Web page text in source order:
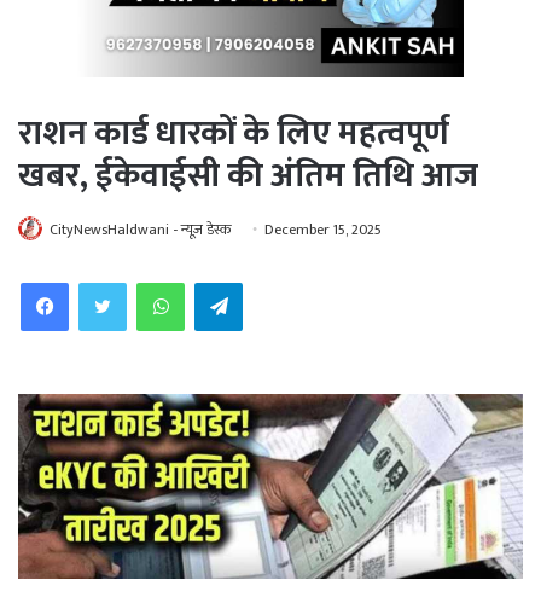
राशन कार्ड धारकों के लिए महत्वपूर्ण
खबर, ईकेवाईसी की अंतिम तिथि आज
CityNewsHaldwani - न्यूज़ डेस्क December 15, 2025
WhatsAppTelegram